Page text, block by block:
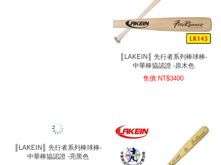
║LAKEIN║ 先行者系列棒球棒-
中華棒協認證 -原木色
售價 NT$3400
║LAKEIN║ 先行者系列棒球棒-
中華棒協認證 -亮黑色